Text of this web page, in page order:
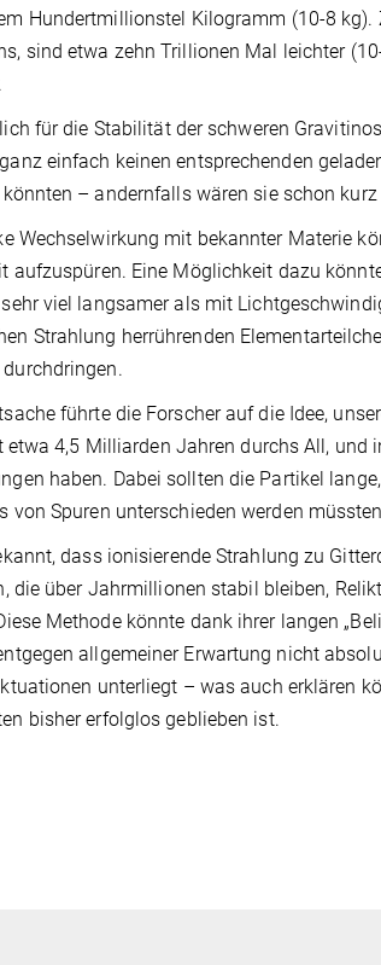
Hundertmillionstel Kilogramm (10-8
sind etwa zehn Trillionen Mal leichter
für die Stabilität der schweren
einfach keinen entsprechenden
– andernfalls wären sie schon
Wechselwirkung mit bekannter Materie
aufzuspüren. Eine Möglichkeit dazu
viel langsamer als mit
Strahlung herrührenden
führte die Forscher auf die Idee,
etwa 4,5 Milliarden Jahren durchs All, und
haben. Dabei sollten die Partikel
von Spuren unterschieden werden
dass ionisierende Strahlung zu
die über Jahrmillionen stabil bleiben,
Methode könnte dank ihrer langen
allgemeiner Erwartung nicht
unterliegt – was auch erklären
bisher erfolglos geblieben ist.